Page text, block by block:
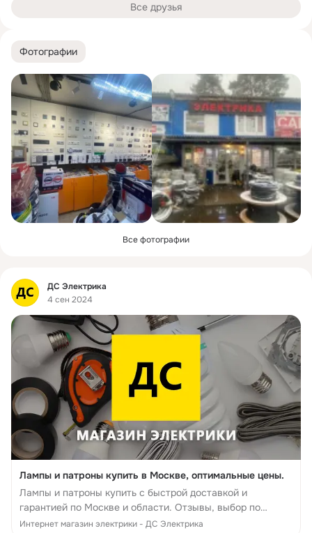
Фотографии
Все фотографии
Фид
ДС Электрика
4 сен 2024
Лампы и патроны купить в Москве, оптимальные цены.
Лампы и патроны купить с быстрой доставкой и
гарантией по Москве и области. Отзывы, выбор по
параметрам, производители, фото, статьи и технические
Интернет магазин электрики - ДС Электрика
Все друзья